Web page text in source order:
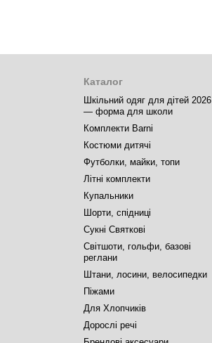
Каталог
Шкільний одяг для дітей 2026
— форма для школи
Комплекти Barni
Костюми дитячі
Футболки, майки, топи
Літні комплекти
Купальники
Шорти, спідниці
Сукні Святкові
Світшоти, гольфи, базові
реглани
Штани, лосини, велосипедки
Піжами
Для Хлопчиків
Дорослі речі